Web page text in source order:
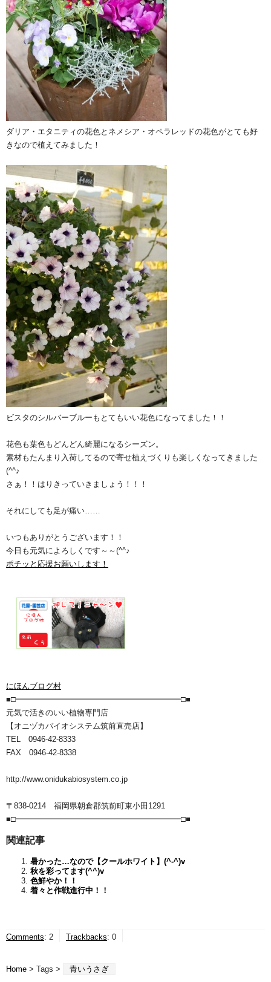
ダリア・エタニティの花色とネメシア・オペラレッドの花色がとても好
きなので植えてみました！
ビスタのシルバーブルーもとてもいい花色になってました！！
花色も葉色もどんどん綺麗になるシーズン。
素材もたんまり入荷してるので寄せ植えづくりも楽しくなってきました
(^^♪
さぁ！！はりきっていきましょう！！！
それにしても足が痛い……
いつもありがとうございます！！
今日も元気によろしくです～～(^^♪
ポチッと応援お願いします！
にほんブログ村
■□━━━━━━━━━━━━━━━━━━━━━□■
元気で活きのいい植物専門店
【オニヅカバイオシステム筑前直売店】
TEL 0946-42-8333
FAX 0946-42-8338
http://www.onidukabiosystem.co.jp
〒838-0214 福岡県朝倉郡筑前町東小田1291
■□━━━━━━━━━━━━━━━━━━━━━□■
関連記事
暑かった…なので【クールホワイト】(^-^)v
秋を彩ってます(^^)v
色鮮やか！！
着々と作戦進行中！！
Comments: 2 Trackbacks: 0
Home > Tags > 青いうさぎ